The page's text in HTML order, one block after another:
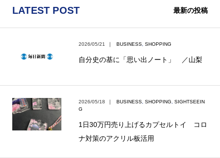
LATEST POST 最新の投稿
2026/05/21 ｜ BUSINESS SHOPPING
自分史の基に「思い出ノート」 ／山梨
2026/05/18 ｜ BUSINESS SHOPPING
SIGHTSEEIN
G
1日30万円売り上げるカプセルトイ コロ
ナ対策のアクリル板活用